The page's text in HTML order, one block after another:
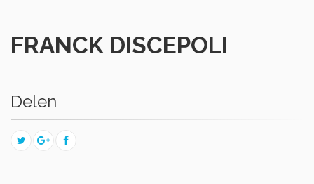
FRANCK DISCEPOLI
Delen